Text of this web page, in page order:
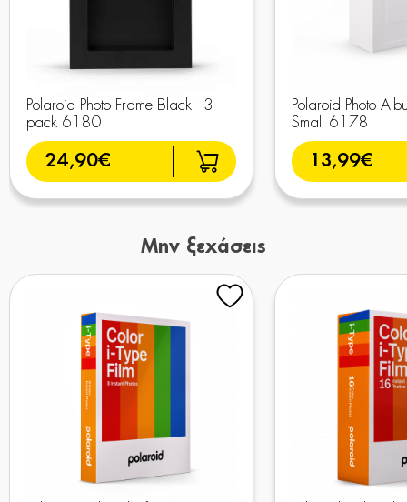
Polaroid Photo Frame Black - 3
pack 6180
24,90€
Polaroid Photo
Small 6178
13,99€
Μην ξεχάσεις